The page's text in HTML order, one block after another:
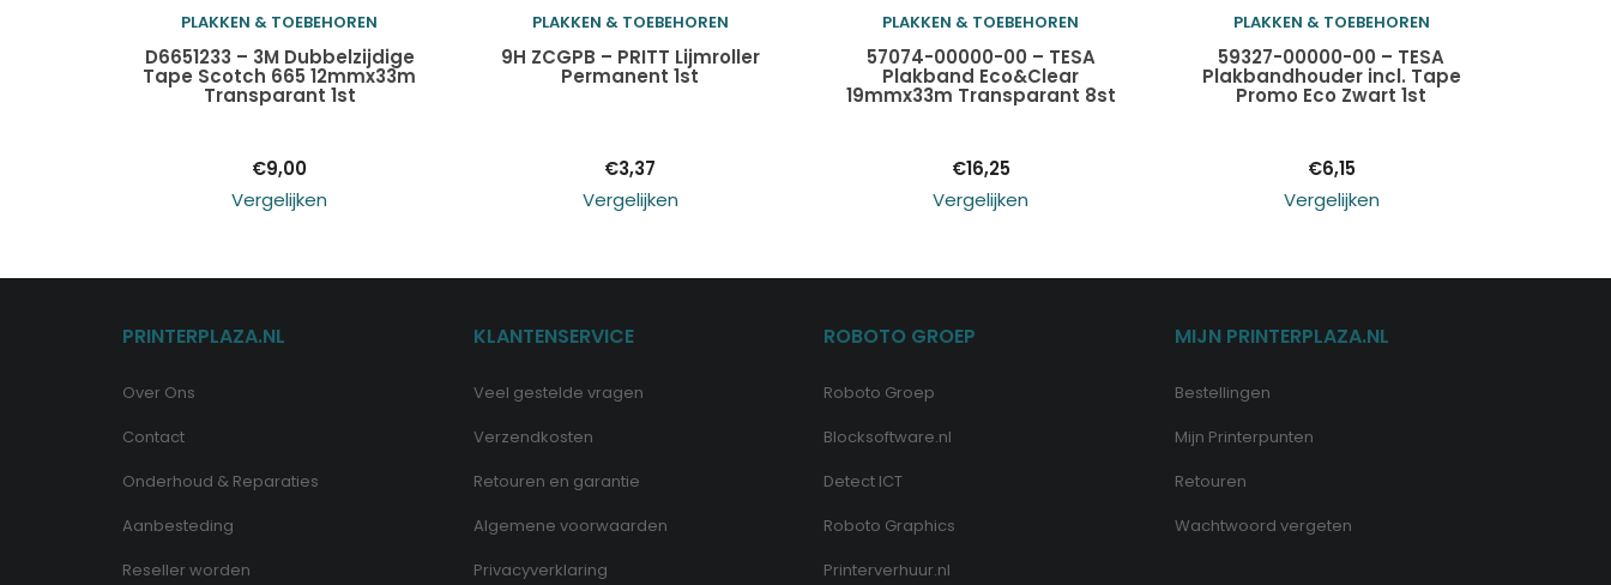
Toevoegen aan
winkelwagen
PLAKKEN & TOEBEHOREN
D6651233 – 3M Dubbelzijdige
Tape Scotch 665 12mmx33m
Transparant 1st
€9,00
Vergelijken
Toevoegen aan
PLAKKEN & TOEBEHOREN
9H ZCGPB – PRITT Lijmroller
Permanent 1st
€3,37
Vergelijken
Toevoegen aan
winkelwagen
PLAKKEN & TOEBEHOREN
57074-00000-00 – TESA
Plakband Eco&Clear
19mmx33m Transparant 8st
€16,25
Vergelijken
Toevoegen aan
winkelwagen
PLAKKEN & TOEBEHOREN
59327-00000-00 – TESA
Plakbandhouder incl. Tape
Promo Eco Zwart 1st
€6,15
Vergelijken
PRINTERPLAZA.NL
Over Ons
Contact
Onderhoud & Reparaties
Aanbesteding
Reseller worden
KLANTENSERVICE
Veel gestelde vragen
Verzendkosten
Retouren en garantie
Algemene voorwaarden
Privacyverklaring
ROBOTO GROEP
Roboto Groep
Blocksoftware.nl
Detect ICT
Roboto Graphics
Printerverhuur.nl
MIJN PRINTERPLAZA.NL
Bestellingen
Mijn Printerpunten
Retouren
Wachtwoord vergeten